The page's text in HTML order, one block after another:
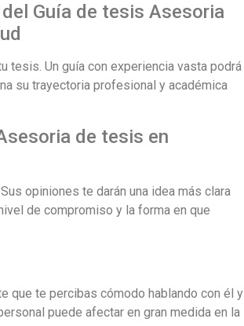
Guía de tesis Asesoria
tesis. Un guía con experiencia vasta podrá
su trayectoria profesional y académica
de tesis en
opiniones te darán una idea más clara
de compromiso y la forma en que
que te percibas cómodo hablando con él y
puede afectar en gran medida en la